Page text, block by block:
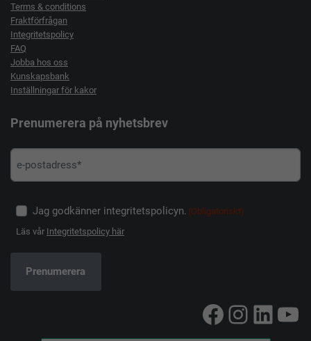
Terms & conditions
Fraktförfrågan
Integritetspolicy
FAQ
Jobba hos oss
Kunskapsbank
Inställningar för kakor
Prenumerera på nyhetsbrev
Jag godkänner integritetspolicyn. (Obligatoriskt)
Läs vår Integritetspolicy här
Facebook